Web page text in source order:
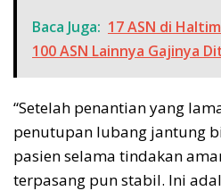
Baca Juga: 17 ASN di
100 ASN Lainnya Gajinya
“Setelah penantian yang
penutupan lubang jantung
pasien selama tindakan
terpasang pun stabil. Ini